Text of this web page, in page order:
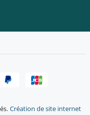
Création de site internet